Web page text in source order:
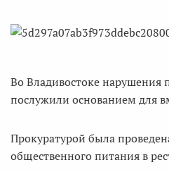
Во Владивостоке нарушения
послужили основанием для
Прокуратурой была
общественного питания в